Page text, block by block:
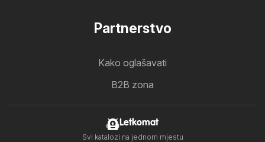
Partnerstvo
Kako oglašavati
B2B zona
Letkomat
Svi katalozi na jednom mjestu